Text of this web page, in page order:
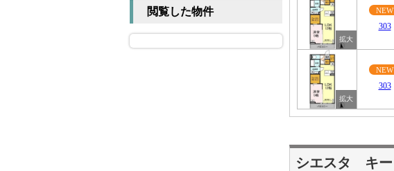
NEW
303
NEW
303
シエスタ キー
閲覧した物件